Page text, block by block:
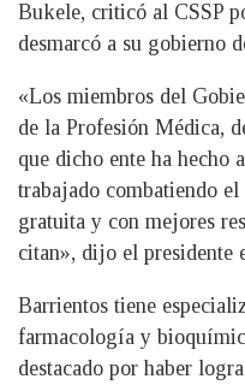
Bukele, criticó al CSSP
desmarcó a su gobierno
«Los miembros del
de la Profesión Médica,
que dicho ente ha hecho
trabajado combatiendo
gratuita y con mejores
citan», dijo el presidente
Barrientos tiene
farmacología y
destacado por haber